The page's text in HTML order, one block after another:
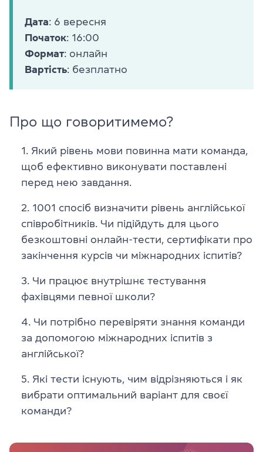
Дата: 6 вересня
Початок: 16:00
Формат: онлайн
Вартість: безплатно
Про що говоритимемо?
Який рівень мови повинна мати команда,
щоб ефективно виконувати поставлені
перед нею завдання.
1001 спосіб визначити рівень англійської
співробітників. Чи підійдуть для цього
безкоштовні онлайн-тести, сертифікати про
закінчення курсів чи міжнародних іспитів?
Чи працює внутрішнє тестування
фахівцями певної школи?
Чи потрібно перевіряти знання команди
за допомогою міжнародних іспитів з
англійської?
Які тести існують, чим відрізняються і як
вибрати оптимальний варіант для своєї
команди?